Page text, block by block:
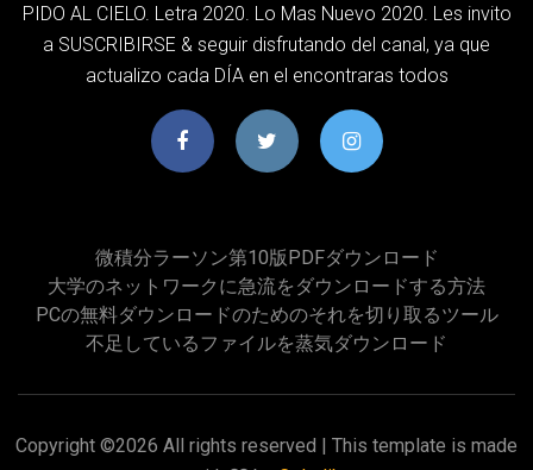
PIDO AL CIELO. Letra 2020. Lo Mas Nuevo 2020. Les invito
a SUSCRIBIRSE & seguir disfrutando del canal, ya que
actualizo cada DÍA en el encontraras todos
微積分ラーソン第10版PDFダウンロード
大学のネットワークに急流をダウンロードする方法
PCの無料ダウンロードのためのそれを切り取るツール
不足しているファイルを蒸気ダウンロード
Copyright ©2026 All rights reserved | This template is made